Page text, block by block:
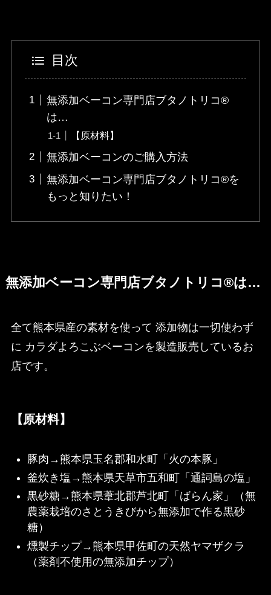
目次
無添加ベーコン専門店ブタノトリコ®
は…
【原材料】
無添加ベーコンのご購入方法
無添加ベーコン専門店ブタノトリコ®を
もっと知りたい！
無添加ベーコン専門店ブタノトリコ®は…
全て熊本県産の素材を使って 添加物は一切使わず
に カラダよろこぶベーコンを製造販売しているお
店です。
【原材料】
豚肉→熊本県玉名郡和水町「火の本豚」
釜炊き塩→熊本県天草市五和町「通詞島の塩」
黒砂糖→熊本県葦北郡芦北町「ばらん家」（無
農薬栽培のさとうきびから無添加で作る黒砂
糖）
燻製チップ→熊本県甲佐町の天然ヤマザクラ
（薬剤不使用の無添加チップ）